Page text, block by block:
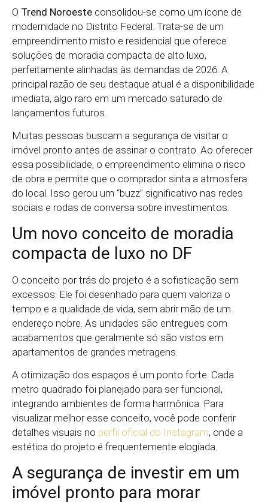
O Trend Noroeste consolidou-se como um ícone de
modernidade no Distrito Federal. Trata-se de um
empreendimento misto e residencial que oferece
soluções de moradia compacta de alto luxo,
perfeitamente alinhadas às demandas de 2026. A
principal razão de seu destaque atual é a disponibilidade
imediata, algo raro em um mercado saturado de
lançamentos futuros.
Muitas pessoas buscam a segurança de visitar o
imóvel pronto antes de assinar o contrato. Ao oferecer
essa possibilidade, o empreendimento elimina o risco
de obra e permite que o comprador sinta a atmosfera
do local. Isso gerou um “buzz” significativo nas redes
sociais e rodas de conversa sobre investimentos.
Um novo conceito de moradia
compacta de luxo no DF
O conceito por trás do projeto é a sofisticação sem
excessos. Ele foi desenhado para quem valoriza o
tempo e a qualidade de vida, sem abrir mão de um
endereço nobre. As unidades são entregues com
acabamentos que geralmente só são vistos em
apartamentos de grandes metragens.
A otimização dos espaços é um ponto forte. Cada
metro quadrado foi planejado para ser funcional,
integrando ambientes de forma harmônica. Para
visualizar melhor esse conceito, você pode conferir
detalhes visuais no perfil oficial do Instagram, onde a
estética do projeto é frequentemente elogiada.
A segurança de investir em um
imóvel pronto para morar